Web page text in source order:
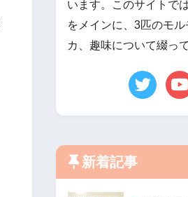
います。このサイトで
をメインに、3匹のモ
カ、趣味について綴っ
新着記事